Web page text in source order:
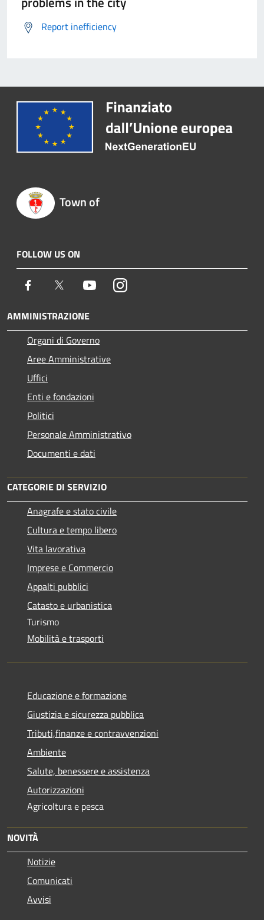
Report inefficiency
Town of
FOLLOW US ON
Facebook Twitter YoutubeInstagram
AMMINISTRAZIONE
Organi di Governo
Aree Amministrative
Uffici
Enti e fondazioni
Politici
Personale Amministrativo
Documenti e dati
CATEGORIE DI SERVIZIO
Anagrafe e stato civile
Cultura e tempo libero
Vita lavorativa
Imprese e Commercio
Appalti pubblici
Catasto e urbanistica
Turismo
Mobilità e trasporti
Educazione e formazione
Giustizia e sicurezza pubblica
Tributi,finanze e contravvenzioni
Ambiente
Salute, benessere e assistenza
Autorizzazioni
Agricoltura e pesca
NOVITÀ
Notizie
Comunicati
Avvisi